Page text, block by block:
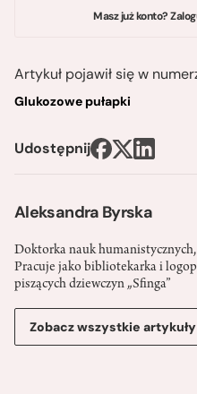
Aleksandra Byrska
Doktorka nauk
Pracuje jako bibliotekarka i
piszących dziewczyn „Sfinga”
Zobacz wszystkie
Masz już konto?
Artykuł pojawił się w
Glukozowe pułapki
Udostępnij